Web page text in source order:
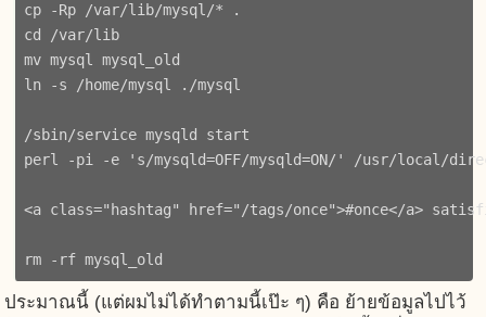
cp -Rp /var/lib/mysql/* .
cd /var/lib
mv mysql mysql_old
ln -s /home/mysql ./mysql
/sbin/service mysqld start
perl -pi -e 's/mysqld=OFF/mysqld=ON/' /usr/local/
<a class="hashtag" href="/tags/once">#once</a>
ประมาณนี้ (แต่ผมไม่ได้ทำตามนี้เป๊ะ ๆ) คือ ย้ายข้อมูลไปไว้